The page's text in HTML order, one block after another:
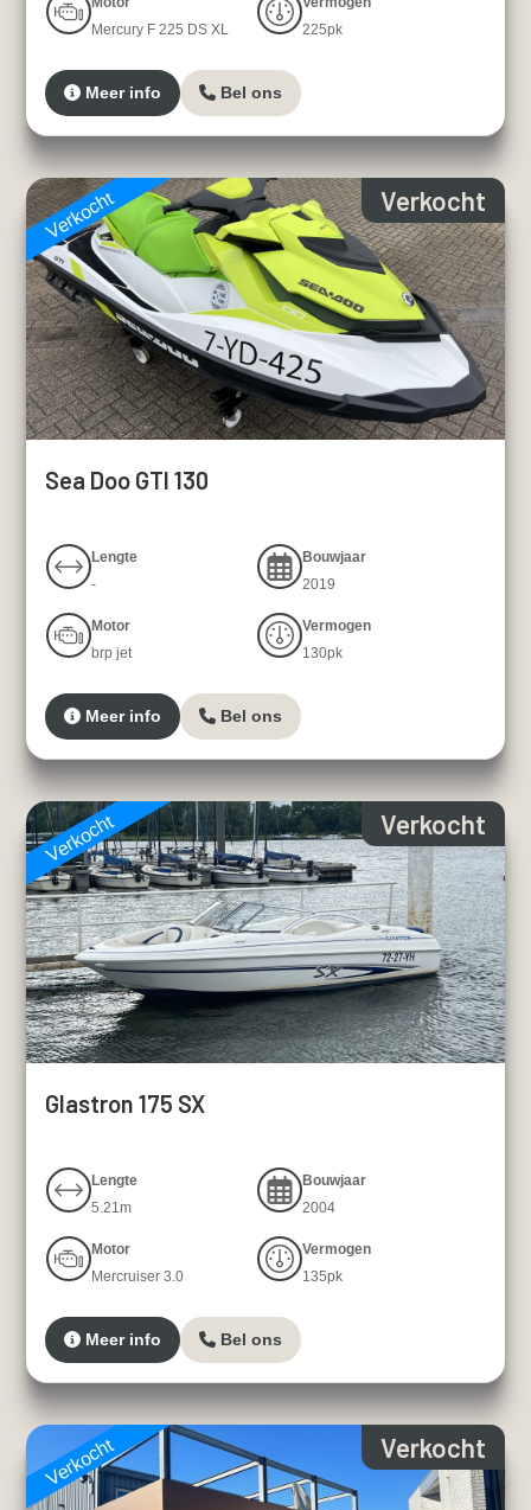
Mercury F 225 DS XL
225pk
Meer info Bel ons
Verkocht
Verkocht
Sea Doo GTI 130
Lengte
-
Bouwjaar
2019
Motor
brp jet
Vermogen
130pk
Meer info Bel ons
Verkocht
Verkocht
Glastron 175 SX
Lengte
5.21m
Bouwjaar
2004
Motor
Mercruiser 3.0
Vermogen
135pk
Meer info Bel ons
Verkocht
Verkocht